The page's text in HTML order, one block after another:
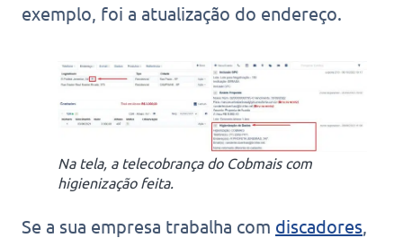
exemplo, foi a atualização do endereço.
Na tela, a telecobrança do Cobmais com
higienização feita.
Se a sua empresa trabalha com discadores